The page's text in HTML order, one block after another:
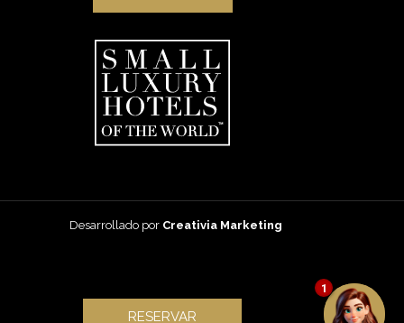
RESERVAR
Desarrollado por Creativia Marketing
1